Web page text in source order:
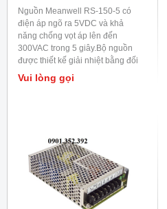
Nguồn Meanwell RS-150-5 có
điện áp ngõ ra 5VDC và khả
năng chống vọt áp lên đến
300VAC trong 5 giây.Bộ nguồn
được thiết kế giải nhiệt bằng đối
lưu không khí.
Vui lòng gọi